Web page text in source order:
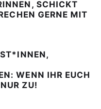
SCHICKT
GERNE MIT
WENN IHR EUCH
ZU!